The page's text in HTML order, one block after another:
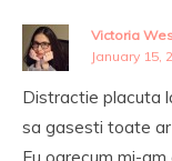
Victoria
January 15,
Distractie placuta
sa gasesti toate
Eu oarecum mi-